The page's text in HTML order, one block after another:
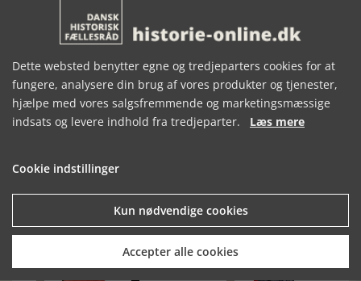
det er sandelig stadig spændende at læse om.
SE RELATEREDE ARTIKLER
Dette websted benytter egne og tredjeparters cookies for at
fungere, analysere din brug af vores produkter og tjenester,
hjælpe med vores salgsfremmende og marketingsmæssige
indsats og levere indhold fra tredjeparter. Læs mere
Cookie indstillinger
Kun nødvendige cookies
Accepter alle cookies